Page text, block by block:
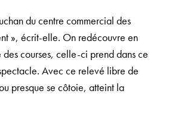
du centre commercial des
», écrit-elle. On redécouvre en
courses, celle-ci prend dans ce
Avec ce relevé libre de
presque se côtoie, atteint la